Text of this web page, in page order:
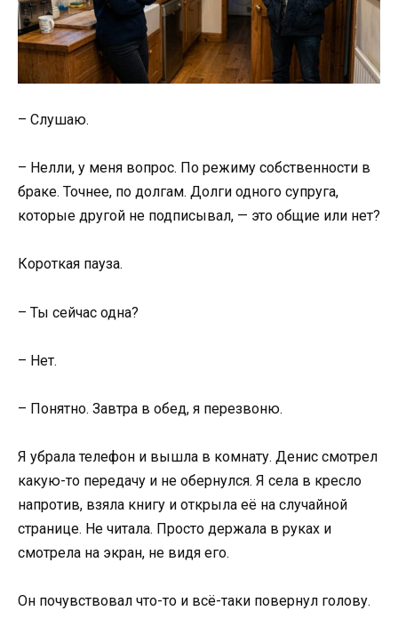
– Слушаю.
– Нелли, у меня вопрос. По режиму собственности в
браке. Точнее, по долгам. Долги одного супруга,
которые другой не подписывал, — это общие или нет?
Короткая пауза.
– Ты сейчас одна?
– Нет.
– Понятно. Завтра в обед, я перезвоню.
Я убрала телефон и вышла в комнату. Денис смотрел
какую-то передачу и не обернулся. Я села в кресло
напротив, взяла книгу и открыла её на случайной
странице. Не читала. Просто держала в руках и
смотрела на экран, не видя его.
Он почувствовал что-то и всё-таки повернул голову.